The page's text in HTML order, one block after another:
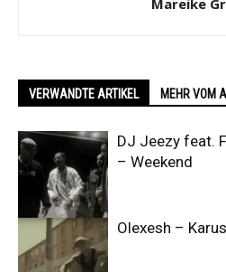
Mareike
VERWANDTE ARTIKEL MEHR VOM
DJ Jeezy feat.
– Weekend
Olexesh –